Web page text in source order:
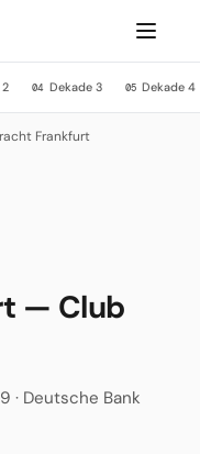
04 Dekade 3 05 Dekade 4
Frankfurt
— Club
· Deutsche Bank